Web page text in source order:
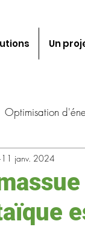
Un
Optimisation
Recrutement
11 janv. 2024